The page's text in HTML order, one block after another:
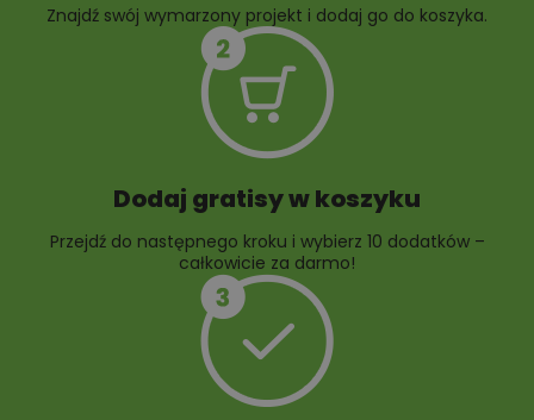
10 projektów rabat
Znajdź swój wymarzony projekt i dodaj go do koszyka.
Dodaj gratisy w koszyku
Przejdź do następnego kroku i wybierz 10 dodatków –
całkowicie za darmo!